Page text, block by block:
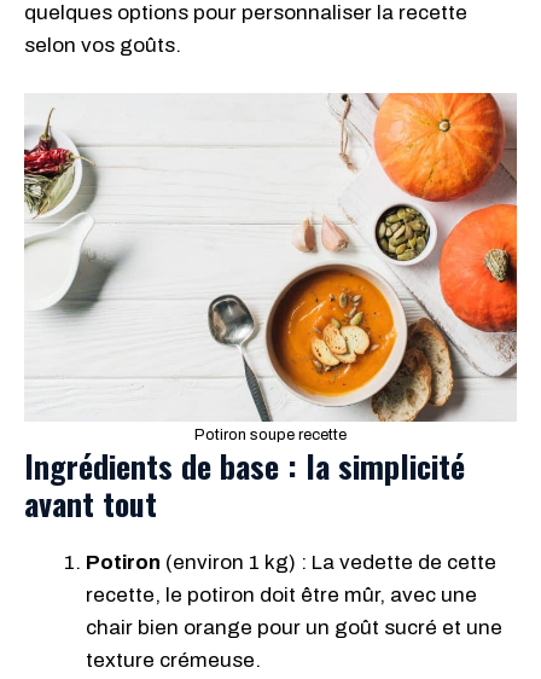
quelques options pour personnaliser la recette
selon vos goûts.
Potiron soupe recette
Ingrédients de base : la simplicité
avant tout
Potiron (environ 1 kg) : La vedette de cette
recette, le potiron doit être mûr, avec une
chair bien orange pour un goût sucré et une
texture crémeuse.